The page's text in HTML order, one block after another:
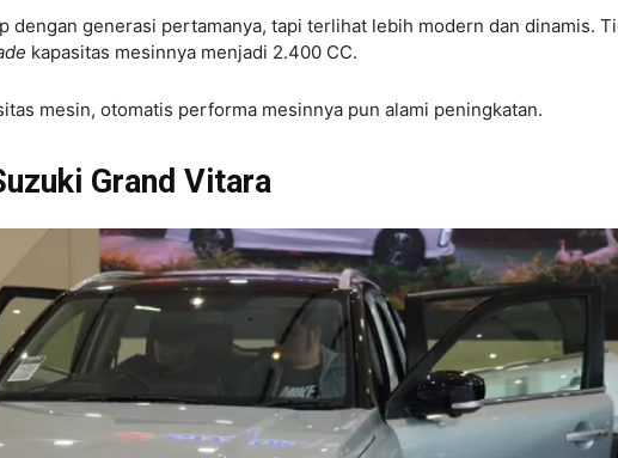
dengan generasi pertamanya, tapi terlihat lebih modern dan dinamis.
kapasitas mesinnya menjadi 2.400 CC.
mesin, otomatis performa mesinnya pun alami peningkatan.
Grand Vitara